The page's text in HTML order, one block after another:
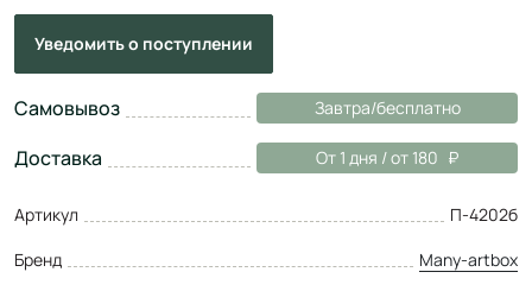
Уведомитьо поступлении
Самовывоз Завтра/бесплатно
Доставка От 1 дня / от 180
Артикул
П-4202б
Бренд
Many-artbox